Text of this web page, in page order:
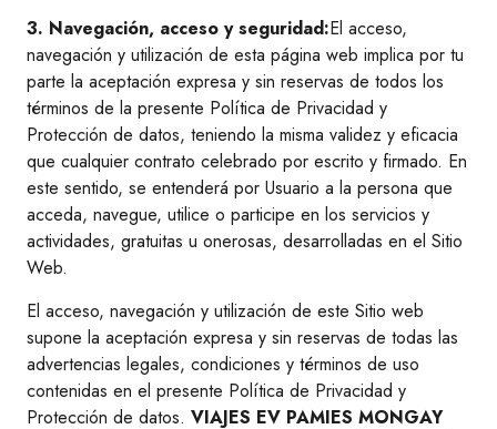
3. Navegación, acceso y seguridad:El acceso,
navegación y utilización de esta página web implica por tu
parte la aceptación expresa y sin reservas de todos los
términos de la presente Política de Privacidad y
Protección de datos, teniendo la misma validez y eficacia
que cualquier contrato celebrado por escrito y firmado. En
este sentido, se entenderá por Usuario a la persona que
acceda, navegue, utilice o participe en los servicios y
actividades, gratuitas u onerosas, desarrolladas en el Sitio
Web.
El acceso, navegación y utilización de este Sitio web
supone la aceptación expresa y sin reservas de todas las
advertencias legales, condiciones y términos de uso
contenidas en el presente Política de Privacidad y
Protección de datos. VIAJES EV PAMIES MONGAY